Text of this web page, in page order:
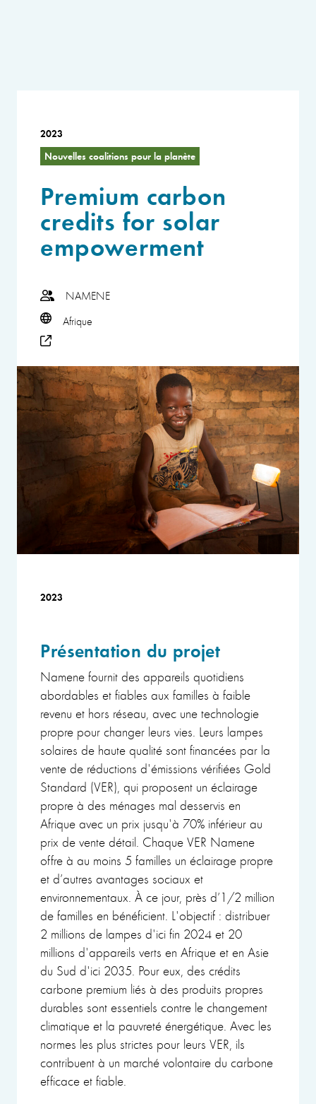
2023
Nouvelles coalitions pour la planète
Premium carbon
credits for solar
empowerment
NAMENE
Afrique
2023
Présentation du projet
Namene fournit des appareils quotidiens
abordables et fiables aux familles à faible
revenu et hors réseau, avec une technologie
propre pour changer leurs vies. Leurs lampes
solaires de haute qualité sont financées par la
vente de réductions d'émissions vérifiées Gold
Standard (VER), qui proposent un éclairage
propre à des ménages mal desservis en
Afrique avec un prix jusqu'à 70% inférieur au
prix de vente détail. Chaque VER Namene
offre à au moins 5 familles un éclairage propre
et d’autres avantages sociaux et
environnementaux. À ce jour, près d’1/2 million
de familles en bénéficient. L'objectif : distribuer
2 millions de lampes d'ici fin 2024 et 20
millions d'appareils verts en Afrique et en Asie
du Sud d'ici 2035. Pour eux, des crédits
carbone premium liés à des produits propres
durables sont essentiels contre le changement
climatique et la pauvreté énergétique. Avec les
normes les plus strictes pour leurs VER, ils
contribuent à un marché volontaire du carbone
efficace et fiable.